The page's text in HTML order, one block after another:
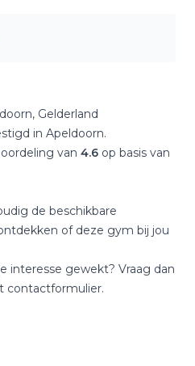
, Gelderland
in Apeldoorn.
van 4.6 op basis van
de beschikbare
of deze gym bij jou
interesse gewekt? Vraag dan
contactformulier.